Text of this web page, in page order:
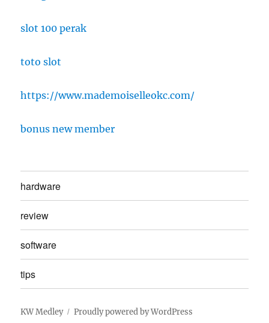
slot 100 perak
toto slot
https://www.mademoiselleokc.com/
bonus new member
hardware
review
software
tips
KW Medley Proudly powered by WordPress